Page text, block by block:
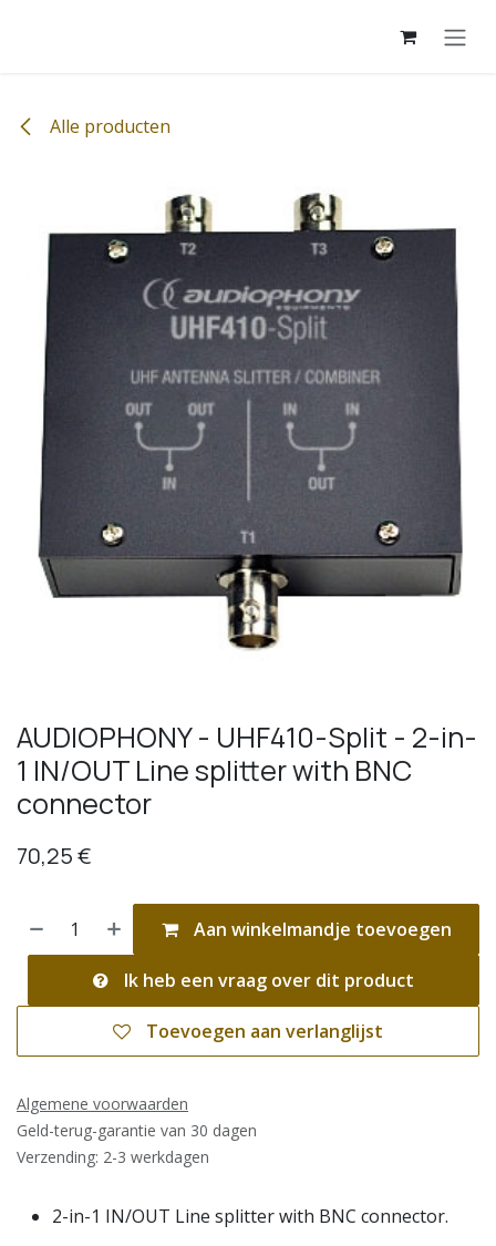
Alle producten
AUDIOPHONY - UHF410-Split - 2-in-
1 IN/OUT Line splitter with BNC
connector
70,25€
Aan winkelmandje toevoegen
Ik heb een vraag over dit product
Toevoegen aan verlanglijst
Algemene voorwaarden
Geld-terug-garantie van 30 dagen
Verzending: 2-3 werkdagen
2-in-1 IN/OUT Line splitter with BNC connector.